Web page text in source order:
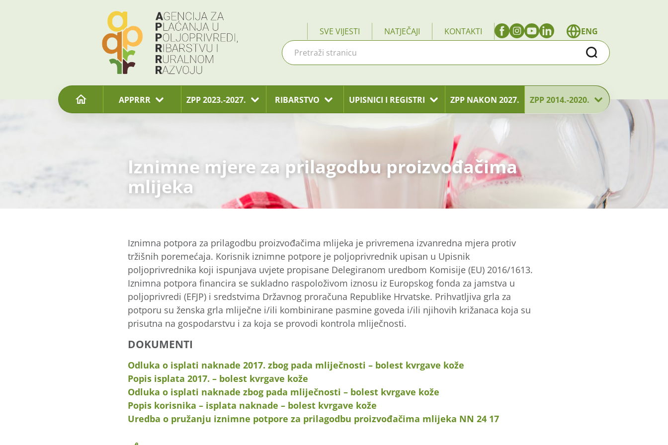
SVE VIJESTI NATJEČAJI KONTAKTI
ENG
Traži
APPRRR ZPP 2023.-2027. RIBARSTVO UPISNICI I REGISTRI ZPP NAKON 2027. ZPP 2014.-2020.
Iznimne mjere za prilagodbu proizvođačima
mlijeka
Iznimna potpora za prilagodbu proizvođačima mlijeka je privremena izvanredna mjera protiv
tržišnih poremećaja. Korisnik iznimne potpore je poljoprivrednik upisan u Upisnik
poljoprivrednika koji ispunjava uvjete propisane Delegiranom uredbom Komisije (EU) 2016/1613.
Iznimna potpora financira se sukladno raspoloživom iznosu iz Europskog fonda za jamstva u
poljoprivredi (EFJP) i sredstvima Državnog proračuna Republike Hrvatske. Prihvatljiva grla za
potporu su ženska grla mliječne i/ili kombinirane pasmine goveda i/ili njihovih križanaca koja su
prisutna na gospodarstvu i za koja se provodi kontrola mliječnosti.
DOKUMENTI
Odluka o isplati naknade 2017. zbog pada mliječnosti – bolest kvrgave kože
Popis isplata 2017. – bolest kvrgave kože
Odluka o isplati naknade zbog pada mliječnosti – bolest kvrgave kože
Popis korisnika – isplata naknade – bolest kvrgave kože
Uredba o pružanju iznimne potpore za prilagodbu proizvođačima mlijeka NN 24 17